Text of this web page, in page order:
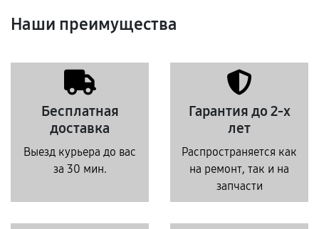
Наши преимущества
Бесплатная
доставка
Выезд курьера до вас
за 30 мин.
Гарантия до 2-х
лет
Распространяется как
на ремонт, так и на
запчасти